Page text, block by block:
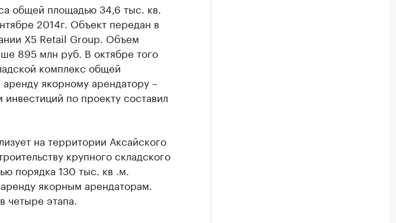
общей площадью 34,6 тыс. кв.
2014г. Объект передан в
X5 Retail Group. Объем
895 млн руб. В октябре того
комплекс общей
якорному арендатору –
по проекту составил
на территории Аксайского
крупного складского
порядка 130 тыс. кв .м.
якорным арендаторам.
четыре этапа.